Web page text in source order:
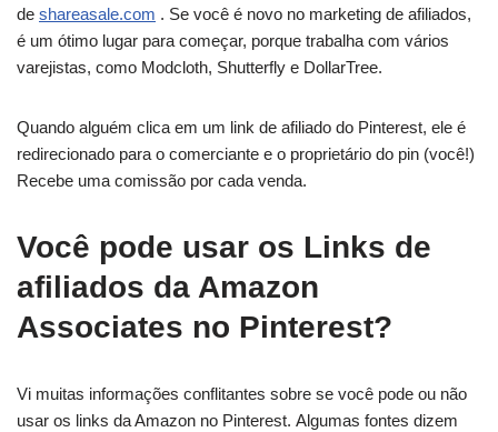
de shareasale.com . Se você é novo no marketing de afiliados,
é um ótimo lugar para começar, porque trabalha com vários
varejistas, como Modcloth, Shutterfly e DollarTree.
Quando alguém clica em um link de afiliado do Pinterest, ele é
redirecionado para o comerciante e o proprietário do pin (você!)
Recebe uma comissão por cada venda.
Você pode usar os Links de
afiliados da Amazon
Associates no Pinterest?
Vi muitas informações conflitantes sobre se você pode ou não
usar os links da Amazon no Pinterest. Algumas fontes dizem